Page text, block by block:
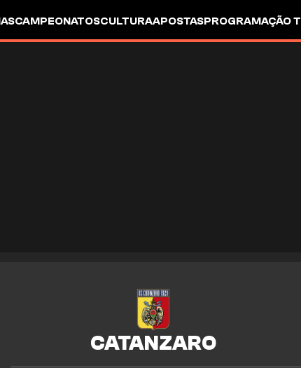
CAMPEONATOSCULTURAAPOSTASPROGRAMAÇÃO